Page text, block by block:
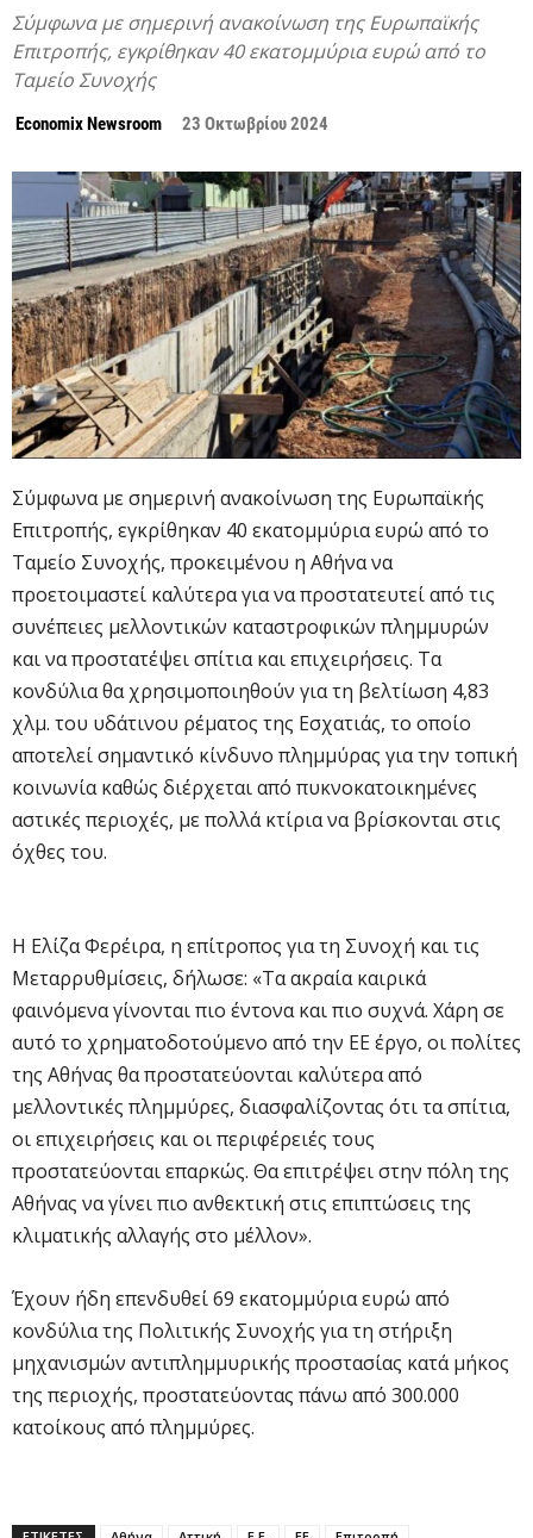
Σύμφωνα με σημερινή ανακοίνωση της Ευρωπαϊκής
Επιτροπής, εγκρίθηκαν 40 εκατομμύρια ευρώ από το
Ταμείο Συνοχής
Economix Newsroom 23 Οκτωβρίου 2024
Σύμφωνα με σημερινή ανακοίνωση της Ευρωπαϊκής
Επιτροπής, εγκρίθηκαν 40 εκατομμύρια ευρώ από το
Ταμείο Συνοχής, προκειμένου η Αθήνα να
προετοιμαστεί καλύτερα για να προστατευτεί από τις
συνέπειες μελλοντικών καταστροφικών πλημμυρών
και να προστατέψει σπίτια και επιχειρήσεις. Τα
κονδύλια θα χρησιμοποιηθούν για τη βελτίωση 4,83
χλμ. του υδάτινου ρέματος της Εσχατιάς, το οποίο
αποτελεί σημαντικό κίνδυνο πλημμύρας για την τοπική
κοινωνία καθώς διέρχεται από πυκνοκατοικημένες
αστικές περιοχές, με πολλά κτίρια να βρίσκονται στις
όχθες του.
Η Ελίζα Φερέιρα, η επίτροπος για τη Συνοχή και τις
Μεταρρυθμίσεις, δήλωσε: «Τα ακραία καιρικά
φαινόμενα γίνονται πιο έντονα και πιο συχνά. Χάρη σε
αυτό το χρηματοδοτούμενο από την ΕΕ έργο, οι πολίτες
της Αθήνας θα προστατεύονται καλύτερα από
μελλοντικές πλημμύρες, διασφαλίζοντας ότι τα σπίτια,
οι επιχειρήσεις και οι περιφέρειές τους
προστατεύονται επαρκώς. Θα επιτρέψει στην πόλη της
Αθήνας να γίνει πιο ανθεκτική στις επιπτώσεις της
κλιματικής αλλαγής στο μέλλον».
Έχουν ήδη επενδυθεί 69 εκατομμύρια ευρώ από
κονδύλια της Πολιτικής Συνοχής για τη στήριξη
μηχανισμών αντιπλημμυρικής προστασίας κατά μήκος
της περιοχής, προστατεύοντας πάνω από 300.000
κατοίκους από πλημμύρες.